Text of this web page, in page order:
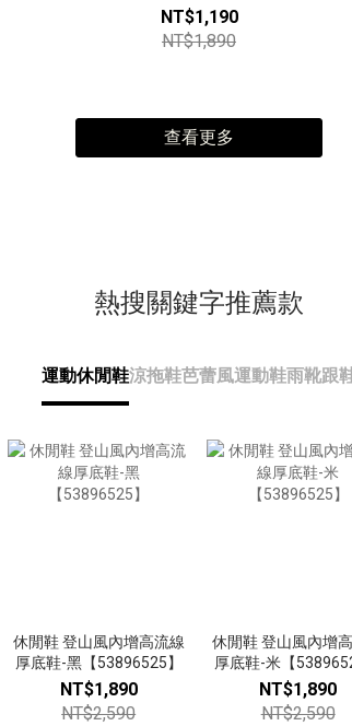
NT$1,190
NT$1,890
查看更多
熱搜關鍵字推薦款
運動休閒鞋涼拖鞋芭蕾風運動鞋雨靴跟
休閒鞋 登山風內增高流線
厚底鞋-黑【53896525】
NT$1,890
NT$2,590
休閒鞋 登山風內增
厚底鞋-米【
NT$1,890
NT$2,590